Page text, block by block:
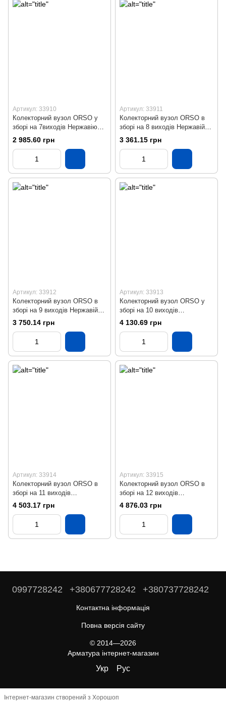
Артикул: 33910
Колекторний вузол ORSO у
зборі на 7виходів Нержавіюча
сталь SS304 Бронза
2 985.60 грн
Артикул: 33911
Колекторний вузол ORSO в
зборі на 8 виходів Нержавійка
SS304 Бронза
3 361.15 грн
Артикул: 33912
Колекторний вузол ORSO в
зборі на 9 виходів Нержавійка
SS304 Бронза
3 750.14 грн
Артикул: 33913
Колекторний вузол ORSO у
зборі на 10 виходів
Нержавіюча сталь SS304
4 130.69 грн
Артикул: 33914
Колекторний вузол ORSO в
зборі на 11 виходів
Нержавійка SS304 Бронза
4 503.17 грн
Артикул: 33915
Колекторний вузол ORSO в
зборі на 12 виходів
Нержавійка SS304 Бронза
4 876.03 грн
0997728242 +380677728242 +380737728242
Контактна інформація
Повна версія сайту
© 2014—2026
Арматура інтернет-магазин
Укр Рус
Інтернет-магазин створений з Хорошоп